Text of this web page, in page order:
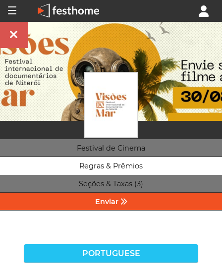
Festival de Cinema
Regras & Prêmios
Seções & Taxas (3)
Enviar
PORTUGUESE